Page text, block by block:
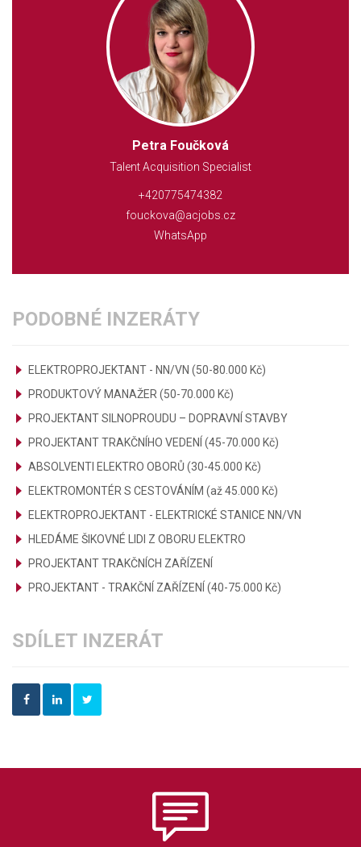
Petra Foučková
Talent Acquisition Specialist
+420775474382
fouckova@acjobs.cz
WhatsApp
PODOBNÉ INZERÁTY
ELEKTROPROJEKTANT - NN/VN (50-80.000 Kč)
PRODUKTOVÝ MANAŽER (50-70.000 Kč)
PROJEKTANT SILNOPROUDU – DOPRAVNÍ STAVBY
PROJEKTANT TRAKČNÍHO VEDENÍ (45-70.000 Kč)
ABSOLVENTI ELEKTRO OBORŮ (30-45.000 Kč)
ELEKTROMONTÉR S CESTOVÁNÍM (až 45.000 Kč)
ELEKTROPROJEKTANT - ELEKTRICKÉ STANICE NN/VN
HLEDÁME ŠIKOVNÉ LIDI Z OBORU ELEKTRO
PROJEKTANT TRAKČNÍCH ZAŘÍZENÍ
PROJEKTANT - TRAKČNÍ ZAŘÍZENÍ (40-75.000 Kč)
SDÍLET INZERÁT